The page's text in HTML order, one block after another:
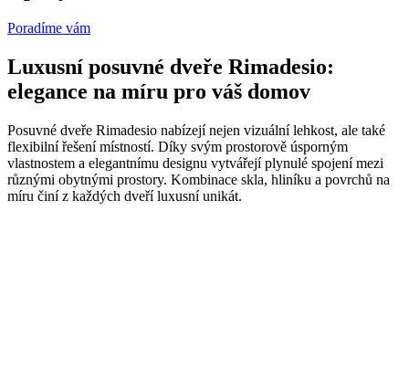
Poradíme vám
Luxusní posuvné dveře Rimadesio:
elegance na míru pro váš domov
Posuvné dveře Rimadesio nabízejí nejen vizuální lehkost, ale také
flexibilní řešení místností. Díky svým prostorově úsporným
vlastnostem a elegantnímu designu vytvářejí plynulé spojení mezi
různými obytnými prostory. Kombinace skla, hliníku a povrchů na
míru činí z každých dveří luxusní unikát.